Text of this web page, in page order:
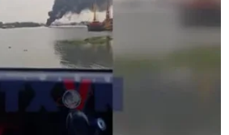
1
#tàu chở dầu
#bắt giữ tàu chở dầu